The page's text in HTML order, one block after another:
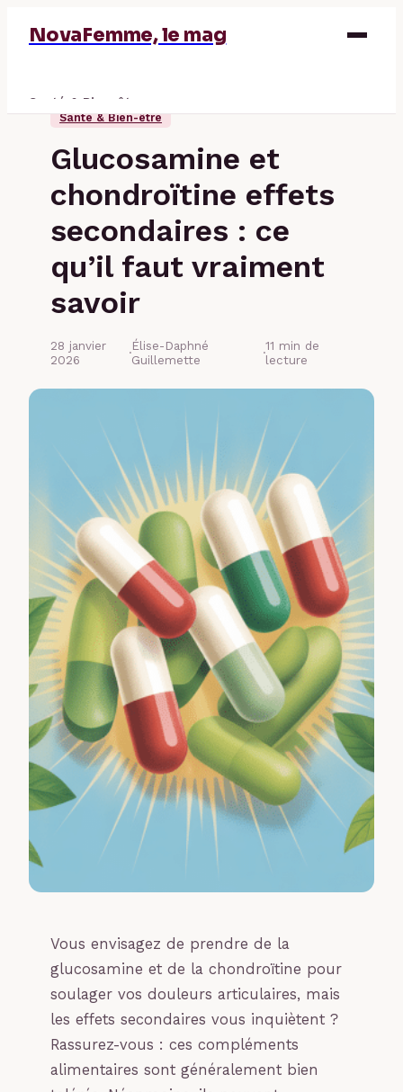
NovaFemme, le mag
Santé & Bien-être
Santé & Bien-être
Glucosamine et
chondroïtine effets
secondaires : ce
qu’il faut vraiment
savoir
28 janvier
2026
·Élise-Daphné
Guillemette
·11 min de
lecture
Vous envisagez de prendre de la
glucosamine et de la chondroïtine pour
soulager vos douleurs articulaires, mais
les effets secondaires vous inquiètent ?
Rassurez-vous : ces compléments
alimentaires sont généralement bien